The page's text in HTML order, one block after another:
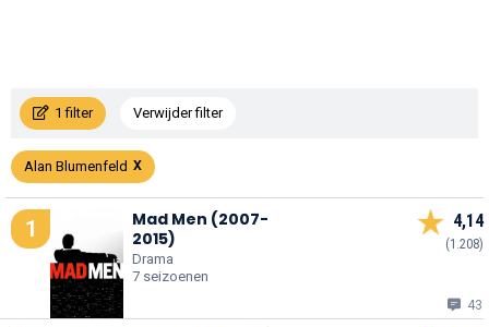
1 filter Verwijder filter
Alan Blumenfeld
1
Mad Men (2007-
2015)
Drama
7 seizoenen
4,14
(1.208)
43